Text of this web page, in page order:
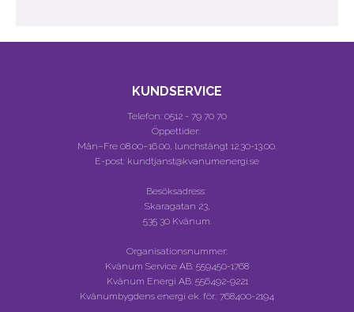
KUNDSERVICE
Telefon: 0512 - 79 70 70
Öppettider:
Mån–Fre 08.00–16.00, lunchstängt 12.30-13.00.
E-post: kundtjanst@kvanumenergi.se
Besöksadress:
Skaragatan 23,
535 30 Kvänum.
Organisationsnummer:
Kvänum Service AB: 559450-1768
Kvänum Energi AB: 556492-9221
Kvänumbygdens energi ek. för.: 768400-2194